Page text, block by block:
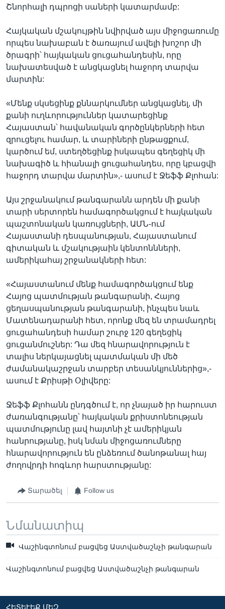
Շնորհալի դպրոցի սաների կատարմամբ:
Հայկական մշակույթին նվիրված այս միջոցառումը
որպես նախաբան է ծառայում ավելի խոշոր մի
ծրագրի՝ հայկական ցուցահանդեսին, որը
նախատեսված է անցկացնել հաջորդ տարվա
մարտին:
«Մենք սկսեցինք քննարկումներ անցկացնել, մի
քանի ուղևորություններ կատարեցինք
Հայաստան՝ հավանական գործընկերների հետ
զրուցելու համար, և տարիների ընթացքում,
կարծում եմ, ստեղծեցինք իսկապես գեղեցիկ մի
նախագիծ և հիանալի ցուցահանդես, որը կբացվի
հաջորդ տարվա մարտին»,- ասում է Ջեֆֆ Քլոհան:
Այս շրջանակում թանգարանն արդեն մի քանի
տարի սերտորեն համագործակցում է հայկական
պաշտոնական կառույցների, ԱՄՆ-ում
Հայաստանի դեսպանության, Հայաստանում
գիտական և մշակությաին կենտոննների,
ամերիկահայ շրջանակների հետ:
«Հայաստանում մենք համագործակցում ենք
Հայոց պատմության թանգարանի, Հայոց
ցեղասպանության թանգարանի, ինչպես նաև
Մատենադարանի հետ, որոնք մեզ են տրամադրել
ցուցահանդեսի համար շուրջ 120 գեղեցիկ
ցուցանմուշներ: Դա մեզ հնարավորություն է
տալիս ներկայացնել պատմական մի մեծ
ժամանակաշրջան տարբեր տեսանկյուններից»,-
ասում է Քրիսթի Օլիվերը:
Ջեֆֆ Քլոհանն ընդգծում է, որ չնայած իր հարուստ
ժառանգությանը՝ հայկական քրիստոնեության
պատմությունը լավ հայտնի չէ ամերիկյան
հանրությանը, իսկ նման միջոցառումները
հնարավորություն են ընձեռում ծանոթանալ հայ
ժողովրդի հոգևոր հարստությանը:
Տարածել Follow us
Նմանատիպ
Վաշինգտոնում բացվեց Աստվածաշնչի թանգարան
Վաշինգտոնում բացվեց Աստվածաշնչի թանգարան
ՀԵՏԵՒԵՔ ՄԵԶ